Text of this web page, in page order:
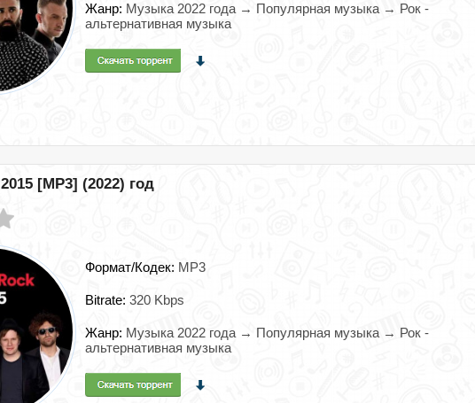
Жанр: Музыка 2022 года → Популярная музыка → Рок -
альтернативная музыка
[MP3] (2022) год
Формат/Кодек: MP3
Bitrate: 320 Kbps
Жанр: Музыка 2022 года → Популярная музыка → Рок -
альтернативная музыка